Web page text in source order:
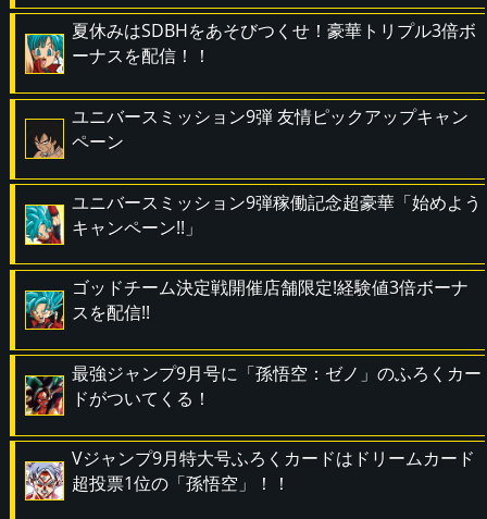
夏休みはSDBHをあそびつくせ！豪華トリプル3倍ボ
ーナスを配信！！
ユニバースミッション9弾 友情ピックアップキャン
ペーン
ユニバースミッション9弾稼働記念超豪華「始めよう
キャンペーン!!」
ゴッドチーム決定戦開催店舗限定!経験値3倍ボーナ
スを配信!!
最強ジャンプ9月号に「孫悟空：ゼノ」のふろくカー
ドがついてくる！
Vジャンプ9月特大号ふろくカードはドリームカード
超投票1位の「孫悟空」！！